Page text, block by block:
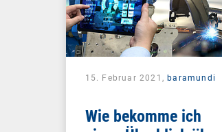
15. Februar 2021,baramundi
Wie bekomme ich